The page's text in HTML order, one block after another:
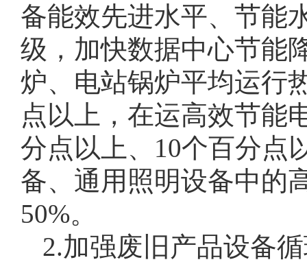
备能效先进水平、节能
级，加快数据中心节能
炉、电站锅炉平均运行
点以上，在运高效节能
分点以上、10个百分点
备、通用照明设备中的
50%。
2.加强废旧产品设备